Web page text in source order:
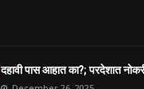
दहावी पास आहात का?; परदेशात